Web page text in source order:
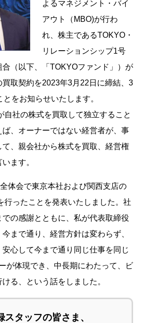
よるマネジメント・バイ
アウト（MBO)が行わ
れ、株主であるTOKYO・
リレーションシップ1号
（以下、「TOKYOファンド」）が
取契約を2023年3月22日に締結、3
をお知らせいたします。
自社の株式を買取して独立すること
ば、オーナーではない経営者が、事
、親会社から株式を買取、経営権
ます。
体会で東京本社および関西支店の
行ったことを発表いたしました。社
での感謝とともに、私が代表取締役
まで通り、経営方針は変わらず、
心して今まで通り同じ仕事を同じ
が体現でき、中長期にわたって、ビ
る、という話をしました。
タッフの皆さま、